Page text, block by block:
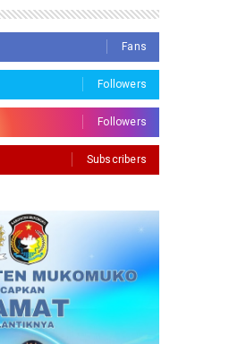
Fans
Followers
Followers
Subscribers